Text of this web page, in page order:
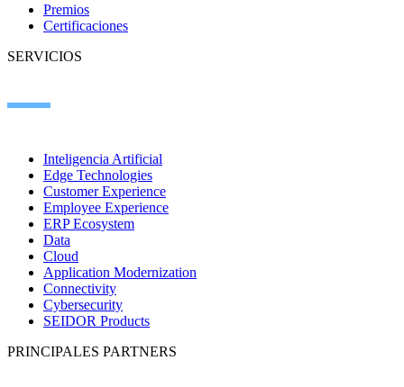
Premios
Certificaciones
SERVICIOS
Inteligencia Artificial
Edge Technologies
Customer Experience
Employee Experience
ERP Ecosystem
Data
Cloud
Application Modernization
Connectivity
Cybersecurity
SEIDOR Products
PRINCIPALES PARTNERS